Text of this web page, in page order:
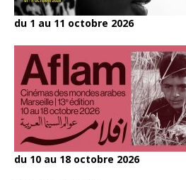
du 1 au 11 octobre 2026
du 10 au 18 octobre 2026